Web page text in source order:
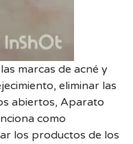
marcas de acné y
eliminar las
abiertos, Aparato
como
los productos de los